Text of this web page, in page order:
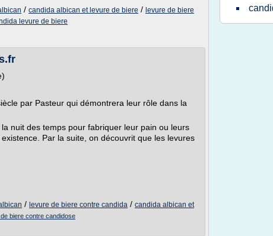
/ candida albican et levure de biere / levure de biere
levure de biere
par Pasteur qui démontrera leur rôle dans la
nuit des temps pour fabriquer leur pain ou leurs
Par la suite, on découvrit que les levures
/ levure de biere contre candida / candida albican et
biere contre candidose